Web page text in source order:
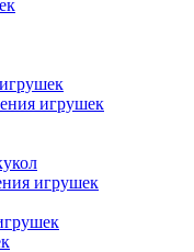
игрушек
игрушек